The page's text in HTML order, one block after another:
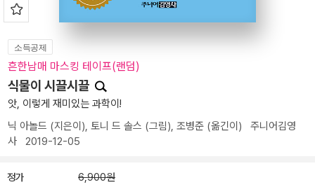
소득공제
흔한남매 마스킹 테이프(랜덤)
식물이 시끌시끌
앗, 이렇게 재미있는 과학이!
닉 아놀드 (지은이), 토니 드 솔스 (그림), 조병준 (옮긴이) 주니어김영
사 2019-12-05
정가 6,900원